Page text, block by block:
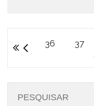
36 37